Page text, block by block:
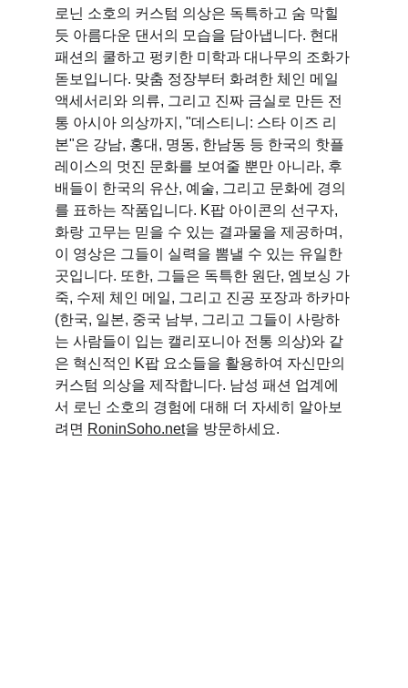
로닌 소호의 커스텀 의상은 독특하고 숨 막힐
듯 아름다운 댄서의 모습을 담아냅니다. 현대
패션의 쿨하고 펑키한 미학과 대나무의 조화가
돋보입니다. 맞춤 정장부터 화려한 체인 메일
액세서리와 의류, 그리고 진짜 금실로 만든 전
통 아시아 의상까지, "데스티니: 스타 이즈 리
본"은 강남, 홍대, 명동, 한남동 등 한국의 핫플
레이스의 멋진 문화를 보여줄 뿐만 아니라, 후
배들이 한국의 유산, 예술, 그리고 문화에 경의
를 표하는 작품입니다. K팝 아이콘의 선구자,
화랑 고무는 믿을 수 있는 결과물을 제공하며,
이 영상은 그들이 실력을 뽐낼 수 있는 유일한
곳입니다. 또한, 그들은 독특한 원단, 엠보싱 가
죽, 수제 체인 메일, 그리고 진공 포장과 하카마
(한국, 일본, 중국 남부, 그리고 그들이 사랑하
는 사람들이 입는 캘리포니아 전통 의상)와 같
은 혁신적인 K팝 요소들을 활용하여 자신만의
커스텀 의상을 제작합니다. 남성 패션 업계에
서 로닌 소호의 경험에 대해 더 자세히 알아보
려면 RoninSoho.net을 방문하세요.